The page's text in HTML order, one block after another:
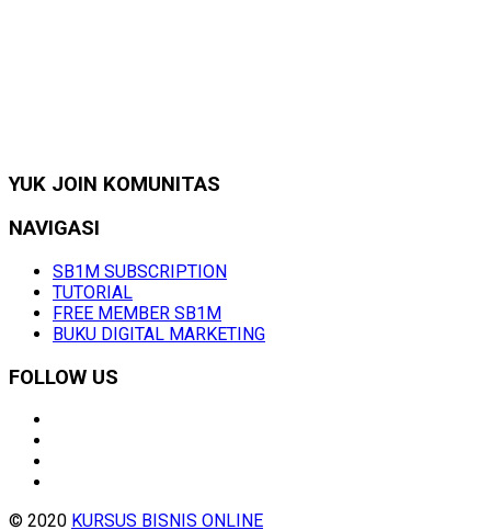
YUK JOIN KOMUNITAS
NAVIGASI
SB1M SUBSCRIPTION
TUTORIAL
FREE MEMBER SB1M
BUKU DIGITAL MARKETING
FOLLOW US
© 2020 KURSUS BISNIS ONLINE